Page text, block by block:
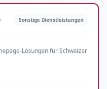
Sonstige Dienstleistungen
Lösungen für Schweizer